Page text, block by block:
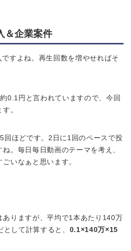
＆企業案件
すよね。再生回数を増やせればそ
0.1円と言われていますので、今回
。
回ほどです。2日に1回のペースで投
。毎日毎日動画のテーマを考え、
いなぁと思います。
ありますが、平均で1本あたり140万
して計算すると、 0.1×140万×15